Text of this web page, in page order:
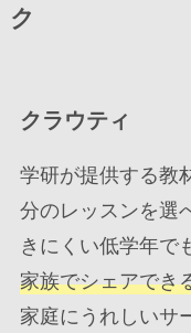
ク
クラウティ
学研が提供する教
分のレッスンを選
きにくい低学年で
家族でシェアでき
家庭にうれしいサ